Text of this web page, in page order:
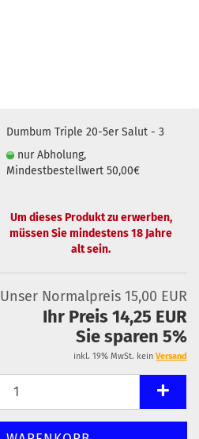
Dumbum Triple 20-5er Salut - 3
nur Abholung,
Mindestbestellwert 50,00€
Um dieses Produkt zu erwerben,
müssen Sie mindestens 18 Jahre
alt sein.
Unser Normalpreis 15,00 EUR
Ihr Preis 14,25 EUR
Sie sparen 5%
inkl. 19% MwSt. kein Versand